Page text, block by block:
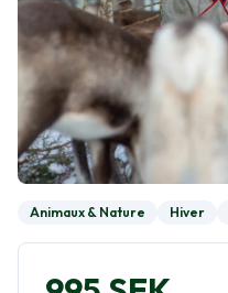
Animaux & Nature Hiver